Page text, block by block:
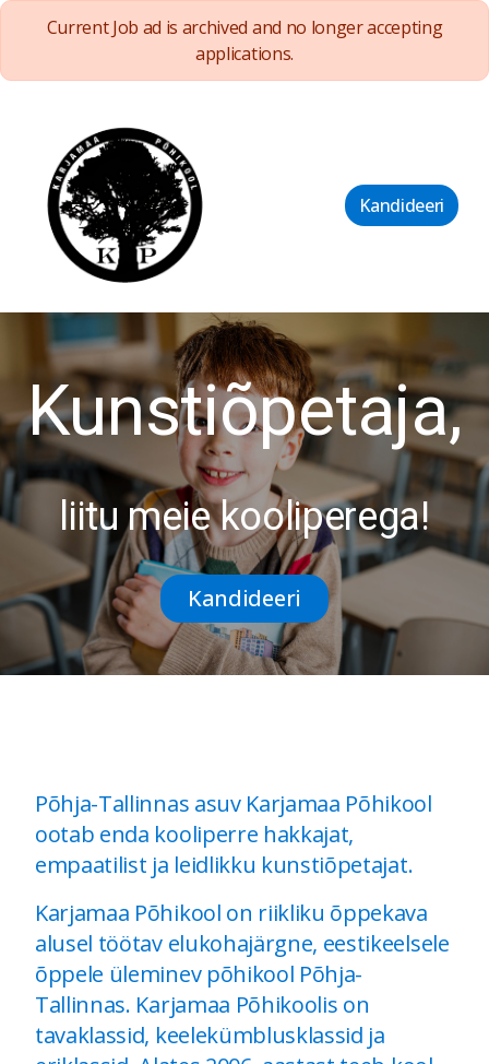
Current Job ad is archived and no longer accepting
applications.
Kandideeri
Kunstiõpetaja,
liitu meie kooliperega!
Kandideeri
Põhja-Tallinnas asuv Karjamaa Põhikool
ootab enda kooliperre hakkajat,
empaatilist ja leidlikku kunstiõpetajat.
Karjamaa Põhikool on riikliku õppekava
alusel töötav elukohajärgne, eestikeelsele
õppele üleminev põhikool Põhja-
Tallinnas. Karjamaa Põhikoolis on
tavaklassid, keelekümblusklassid ja